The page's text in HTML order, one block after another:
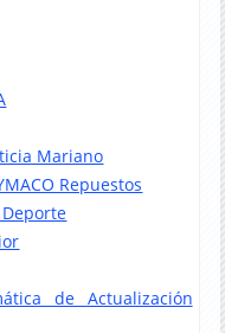
Mariano
Repuestos
de Actualización